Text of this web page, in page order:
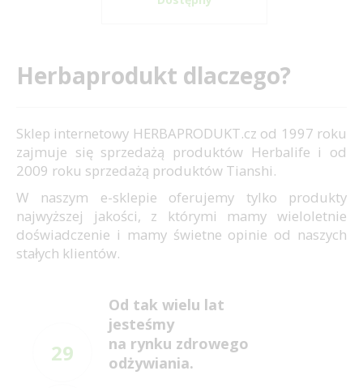
Herbaprodukt dlaczego?
Sklep internetowy HERBAPRODUKT.cz od 1997 roku
zajmuje się sprzedażą produktów Herbalife i od
2009 roku sprzedażą produktów Tianshi.
W naszym e-sklepie oferujemy tylko produkty
najwyższej jakości, z którymi mamy wieloletnie
doświadczenie i mamy świetne opinie od naszych
stałych klientów.
29
Od tak wielu lat
jesteśmy
na rynku zdrowego
odżywiania.